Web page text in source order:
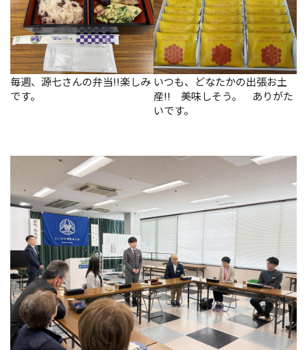
毎週、源七さんの弁当!!楽しみ
です。
いつも、どなたかの出張お土
産!! 美味しそう。 ありがた
いです。